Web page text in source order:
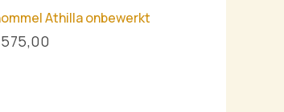
Athilla onbewerkt